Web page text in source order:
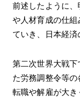
前述したように
や人材育成の仕
ていき、日本経済
第二次世界大戦
た労務調整令等の
転職や解雇が大き